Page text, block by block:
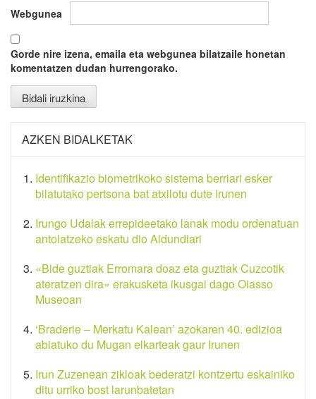
Webgunea
Gorde nire izena, emaila eta webgunea bilatzaile honetan
komentatzen dudan hurrengorako.
AZKEN BIDALKETAK
Identifikazio biometrikoko sistema berriari esker
bilatutako pertsona bat atxilotu dute Irunen
Irungo Udalak errepideetako lanak modu ordenatuan
antolatzeko eskatu dio Aldundiari
«Bide guztiak Erromara doaz eta guztiak Cuzcotik
ateratzen dira» erakusketa ikusgai dago Oiasso
Museoan
‘Braderie – Merkatu Kalean’ azokaren 40. edizioa
abiatuko du Mugan elkarteak gaur Irunen
Irun Zuzenean zikloak bederatzi kontzertu eskainiko
ditu urriko bost larunbatetan